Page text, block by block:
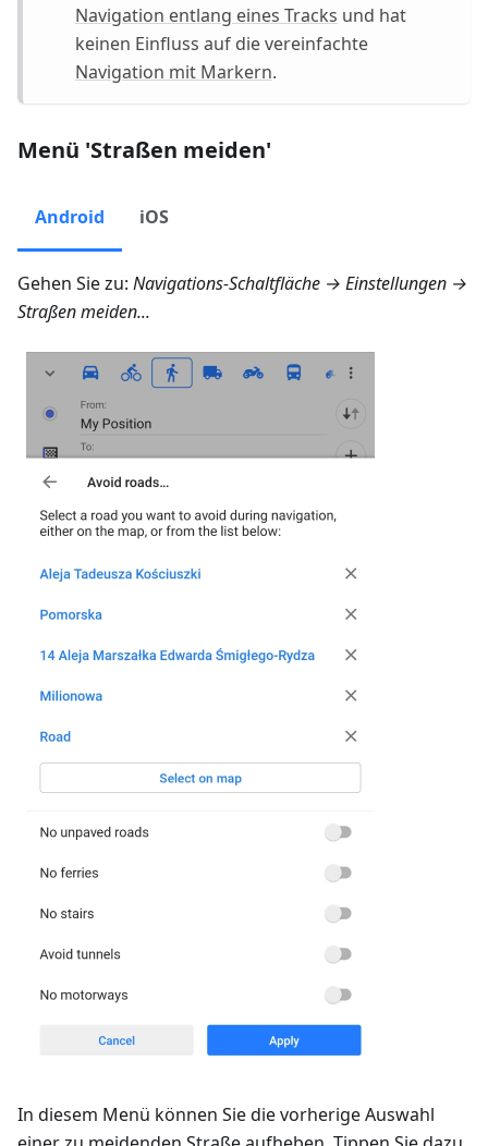
Navigation entlang eines Tracks und hat
keinen Einfluss auf die vereinfachte
Navigation mit Markern.
Menü 'Straßen meiden'
Android iOS
Gehen Sie zu: Navigations-Schaltfläche → Einstellungen →
Straßen meiden...
In diesem Menü können Sie die vorherige Auswahl